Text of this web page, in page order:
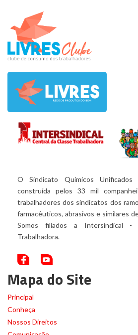
O Sindicato Químicos Unificados
construída pelos 33 mil
trabalhadores dos sindicatos dos
farmacêuticos, abrasivos e similares
Somos filiados a Intersindical -
Trabalhadora.
Mapa do Site
Principal
Conheça
Nossos Direitos